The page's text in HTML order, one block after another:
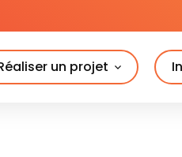
un projet